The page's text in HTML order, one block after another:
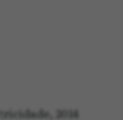
2014